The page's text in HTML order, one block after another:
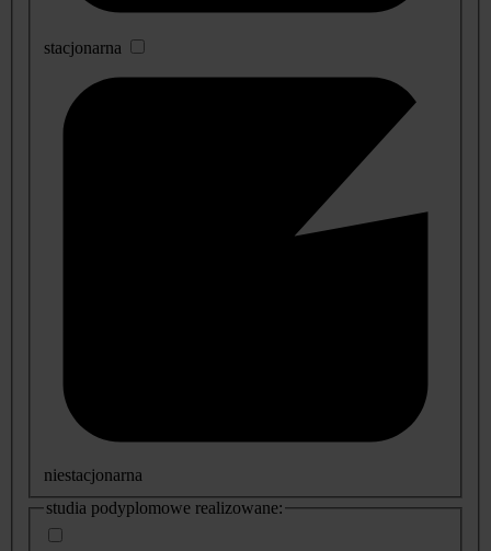
stacjonarna
niestacjonarna
studia podyplomowe realizowane: